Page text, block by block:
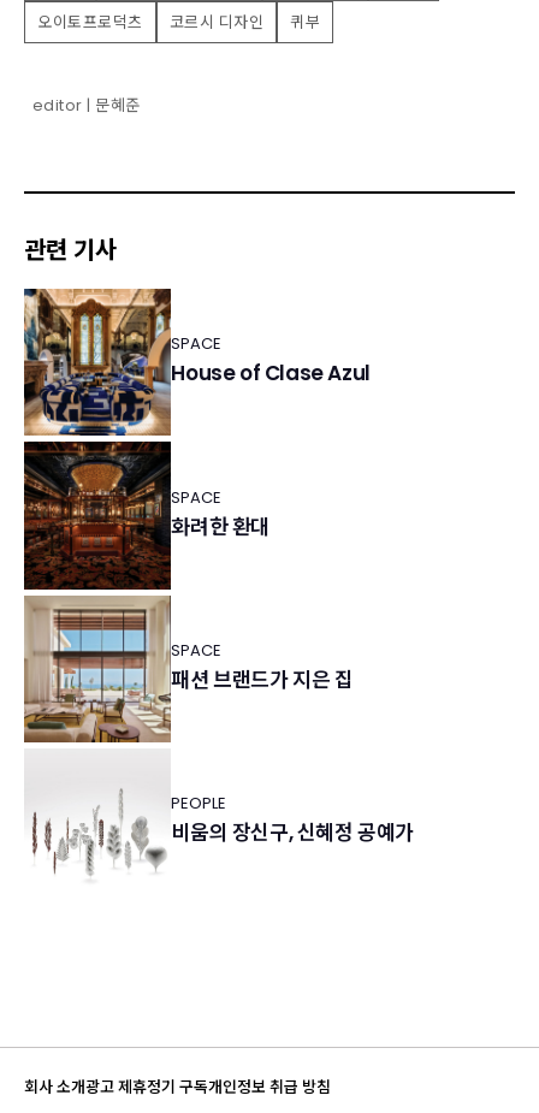
오이토프로덕츠
코르시 디자인 퀴부
editor | 문혜준
관련 기사
SPACE
House of Clase Azul
SPACE
화려한 환대
SPACE
패션 브랜드가 지은 집
PEOPLE
비움의 장신구, 신혜정 공예가
회사 소개광고 제휴정기 구독개인정보 취급 방침